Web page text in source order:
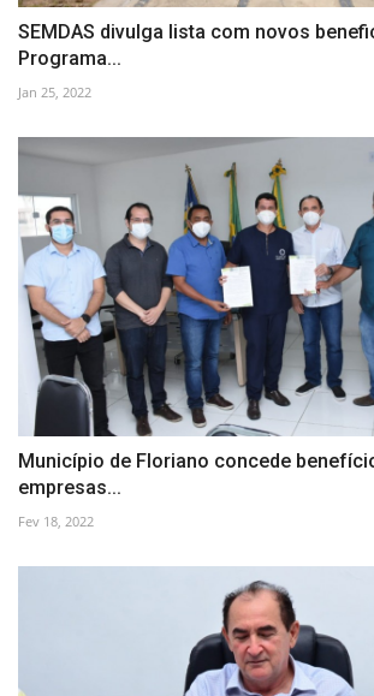
SEMDAS divulga lista com novos
Programa...
Jan 25, 2022
Município de Floriano concede
empresas...
Fev 18, 2022